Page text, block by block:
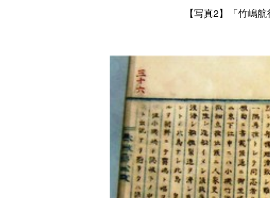
【写真2】「竹嶋